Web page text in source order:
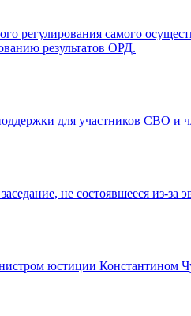
регулирования самого
результатов ОРД.
для участников СВО и
не состоявшееся из-за
юстиции Константином